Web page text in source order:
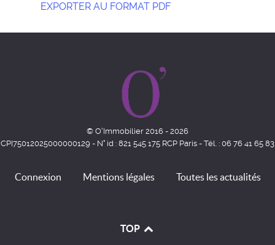
EXPORTER AU FORMAT PDF
© O'Immobilier 2016 - 2026
CPI75012025000000129 - N° id : 821 545 175 RCP Paris - Tél. : 06 76 41 65 83
Connexion Mentions légales Toutes les actualités
TOP